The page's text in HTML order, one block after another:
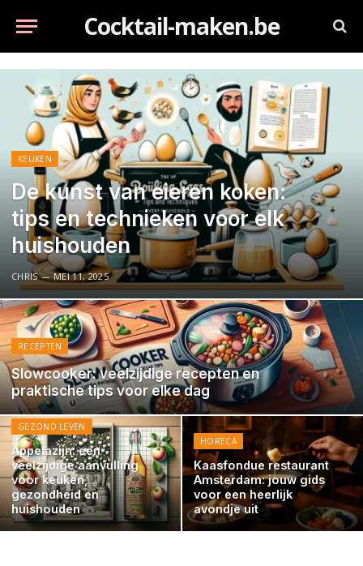
Cocktail-maken.be
KEUKEN
De kunst van eieren koken:
tips en technieken voor elk
huishouden
CHRIS MEI 11, 2025
RECEPTEN
Slowcooker: veelzijdige recepten en
praktische tips voor elke dag
GEZOND LEVEN
Appelazijn: een
veelzijdige aanvulling
voor keuken,
gezondheid en
huishouden
HORECA
Kaasfondue restaurant
Amsterdam: jouw gids
voor een heerlijk
avondje uit